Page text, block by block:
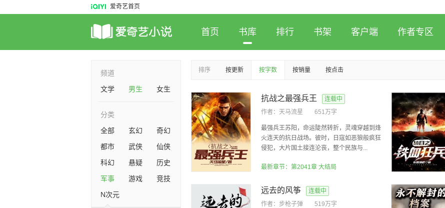
爱奇艺首页
首页 书库 排行 书架 客户端 作者专区
频道
文学
男生 女生
分类
全部
玄幻
奇幻
都市
武侠
仙侠
科幻
悬疑
历史
军事
游戏
竞技
N次元
排序 按更新 按字数 按销量 按点击
抗战之最强兵王
连载中
作者： 天马流星 651万字
最强兵王苏阳，命运陡然转折，灵魂穿越到烽
火连天的抗日战场。彼时，日寇如恶狼般疯狂
侵犯，大片国土接连沦丧，整个民族与...
最新章节：第2041章 大结局
远去的风筝
连载中
作者： 步枪子弹 519万字